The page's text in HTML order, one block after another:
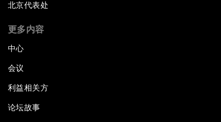
北京代表处
更多内容
中心
会议
利益相关方
论坛故事